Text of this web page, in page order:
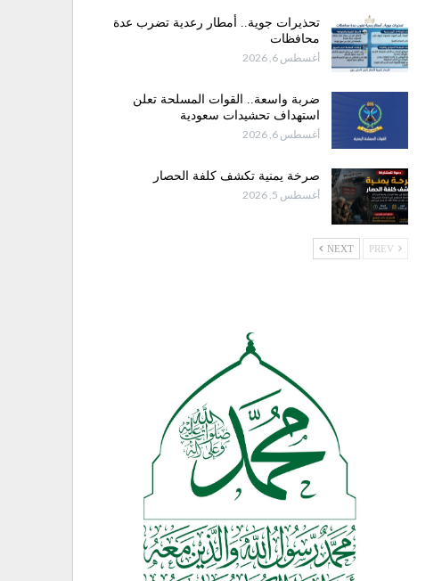
تحذيرات جوية.. أمطار رعدية تضرب عدة
محافظات
أغسطس 6, 2026
ضربة واسعة.. القوات المسلحة تعلن
استهداف تحشيدات سعودية
أغسطس 6, 2026
صرخة يمنية تكشف كلفة الحصار
أغسطس 5, 2026
NEXT